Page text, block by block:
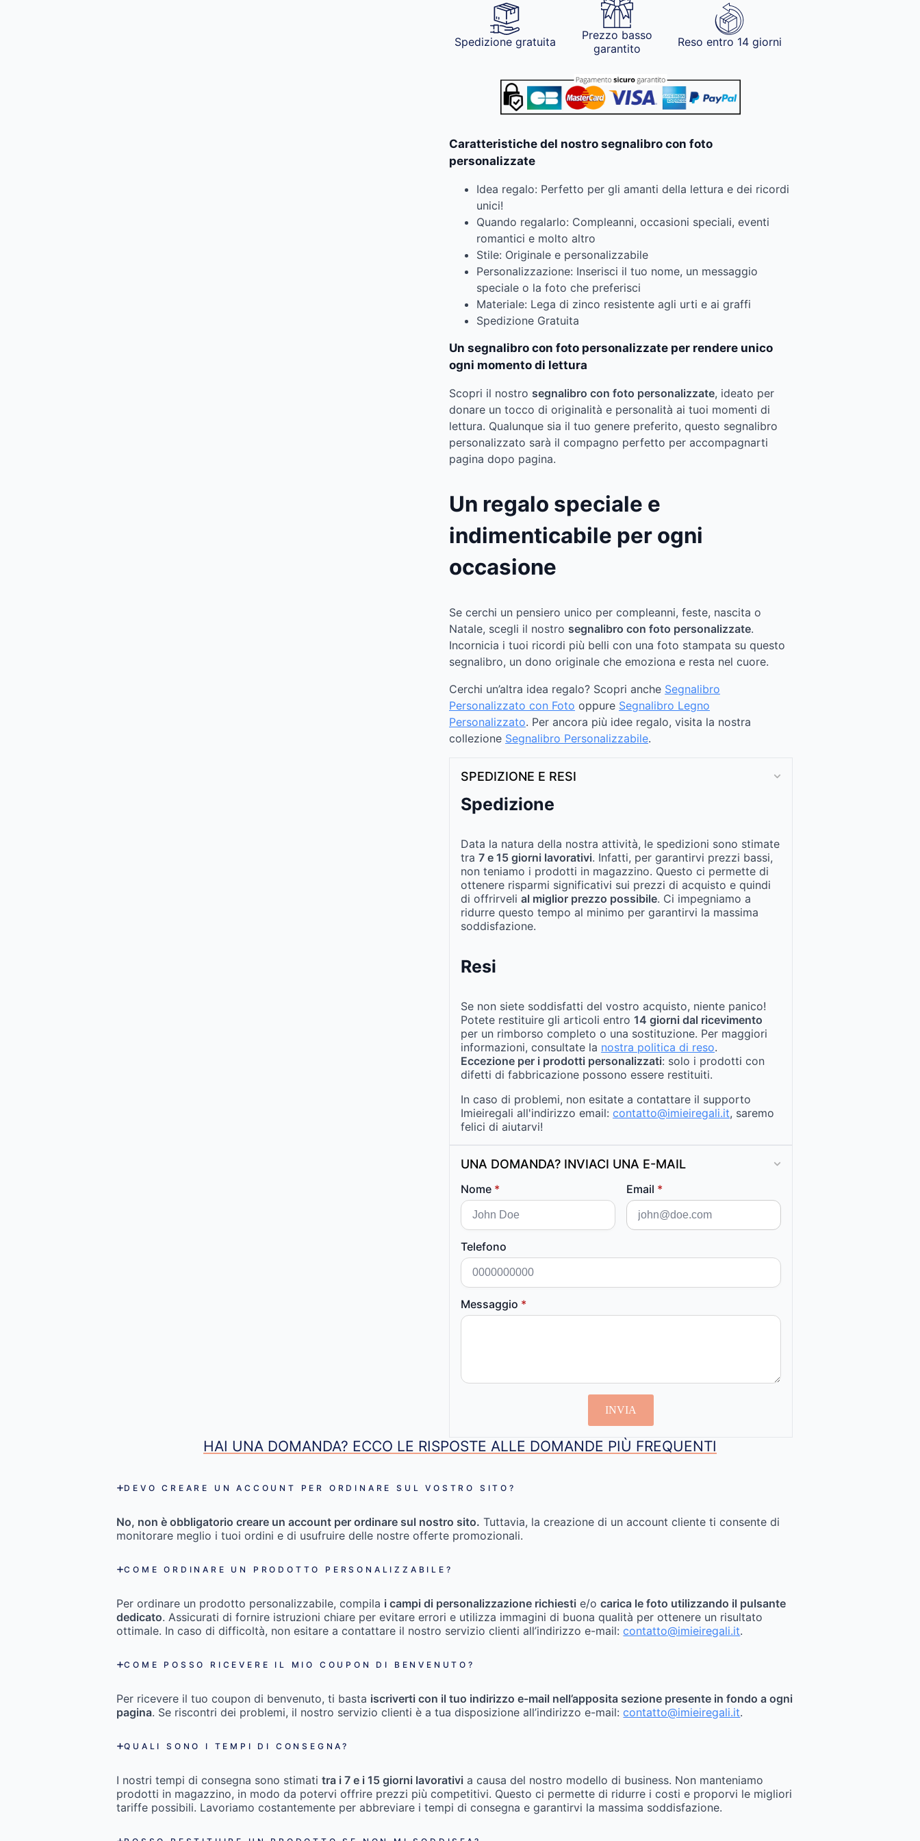
Spedizione gratuita
Prezzo basso
garantito
Reso entro 14 giorni
Caratteristiche del nostro segnalibro con foto
personalizzate
Idea regalo: Perfetto per gli amanti della lettura e dei ricordi
unici!
Quando regalarlo: Compleanni, occasioni speciali, eventi
romantici e molto altro
Stile: Originale e personalizzabile
Personalizzazione: Inserisci il tuo nome, un messaggio
speciale o la foto che preferisci
Materiale: Lega di zinco resistente agli urti e ai graffi
Spedizione Gratuita
Un segnalibro con foto personalizzate per rendere unico
ogni momento di lettura
Scopri il nostro segnalibro con foto personalizzate, ideato per
donare un tocco di originalità e personalità ai tuoi momenti di
lettura. Qualunque sia il tuo genere preferito, questo segnalibro
personalizzato sarà il compagno perfetto per accompagnarti
pagina dopo pagina.
Un regalo speciale e
indimenticabile per ogni
occasione
Se cerchi un pensiero unico per compleanni, feste, nascita o
Natale, scegli il nostro segnalibro con foto personalizzate.
Incornicia i tuoi ricordi più belli con una foto stampata su questo
segnalibro, un dono originale che emoziona e resta nel cuore.
Cerchi un’altra idea regalo? Scopri anche Segnalibro
Personalizzato con Foto oppure Segnalibro Legno
Personalizzato. Per ancora più idee regalo, visita la nostra
collezione Segnalibro Personalizzabile.
SPEDIZIONE E RESI
Spedizione
Data la natura della nostra attività, le spedizioni sono stimate
tra 7 e 15 giorni lavorativi. Infatti, per garantirvi prezzi bassi,
non teniamo i prodotti in magazzino. Questo ci permette di
ottenere risparmi significativi sui prezzi di acquisto e quindi
di offrirveli al miglior prezzo possibile. Ci impegniamo a
ridurre questo tempo al minimo per garantirvi la massima
soddisfazione.
Resi
Se non siete soddisfatti del vostro acquisto, niente panico!
Potete restituire gli articoli entro 14 giorni dal ricevimento
per un rimborso completo o una sostituzione. Per maggiori
informazioni, consultate la nostra politica di reso.
Eccezione per i prodotti personalizzati: solo i prodotti con
difetti di fabbricazione possono essere restituiti.
In caso di problemi, non esitate a contattare il supporto
Imieiregali all'indirizzo email: contatto@imieiregali.it, saremo
felici di aiutarvi!
UNA DOMANDA? INVIACI UNA E-MAIL
Nome * Email *
Telefono
Messaggio *
INVIA
HAI UNA DOMANDA? ECCO LE RISPOSTE ALLE DOMANDE PIÙ FREQUENTI
DEVO CREARE UN ACCOUNT PER ORDINARE SUL VOSTRO SITO?
No, non è obbligatorio creare un account per ordinare sul nostro sito. Tuttavia, la creazione di un account cliente ti consente di
monitorare meglio i tuoi ordini e di usufruire delle nostre offerte promozionali.
COME ORDINARE UN PRODOTTO PERSONALIZZABILE?
Per ordinare un prodotto personalizzabile, compila i campi di personalizzazione richiesti e/ocarica le foto utilizzando il pulsante
dedicato. Assicurati di fornire istruzioni chiare per evitare errori e utilizza immagini di buona qualità per ottenere un risultato
ottimale. In caso di difficoltà, non esitare a contattare il nostro servizio clienti all’indirizzo e-mail:contatto@imieiregali.it.
COME POSSO RICEVERE IL MIO COUPON DI BENVENUTO?
Per ricevere il tuo coupon di benvenuto, ti basta iscriverti con il tuo indirizzo e-mail nell’apposita sezione presente in fondo a ogni
pagina. Se riscontri dei problemi, il nostro servizio clienti è a tua disposizione all’indirizzo e-mail:contatto@imieiregali.it.
QUALI SONO I TEMPI DI CONSEGNA?
I nostri tempi di consegna sono stimatitra i 7 e i 15 giorni lavorativi a causa del nostro modello di business. Non manteniamo
prodotti in magazzino, in modo da potervi offrire prezzi più competitivi. Questo ci permette di ridurre i costi e proporvi le migliori
tariffe possibili. Lavoriamo costantemente per abbreviare i tempi di consegna e garantirvi la massima soddisfazione.